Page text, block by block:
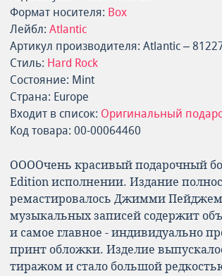
Формат носителя: Box
Лейбл: Atlantic
Артикул производителя: Atlantic –
Стиль: Hard Rock
Состояние: Mint
Страна: Europe
Входит в список: Оригинальный
Код товара: 00-00064460
ООООчень красивый подарочный
Edition исполнении. Издание
ремастировалось Джимми
музыкальных записей содержит
и самое главное - индивидуально
принт обложки. Изделие
тиражом и стало большой